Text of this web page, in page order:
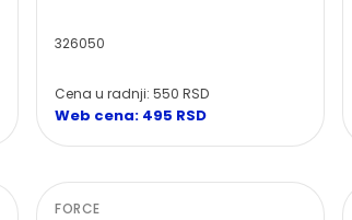
326050
Cena u radnji: 550 RSD
Web cena: 495 RSD
FORCE